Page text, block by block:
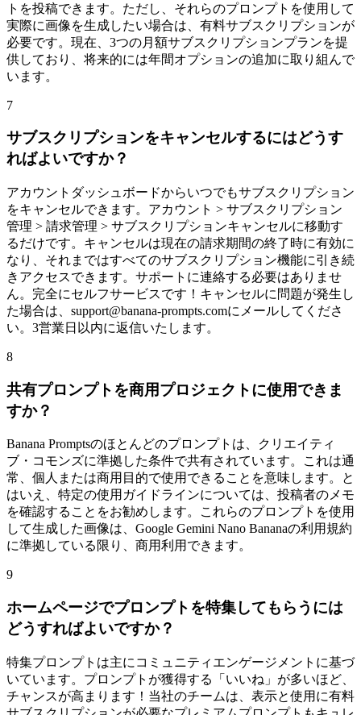
トを投稿できます。ただし、それらのプロンプトを使用して
実際に画像を生成したい場合は、有料サブスクリプションが
必要です。現在、3つの月額サブスクリプションプランを提
供しており、将来的には年間オプションの追加に取り組んで
います。
7
サブスクリプションをキャンセルするにはどうす
ればよいですか？
アカウントダッシュボードからいつでもサブスクリプション
をキャンセルできます。アカウント > サブスクリプション
管理 > 請求管理 > サブスクリプションキャンセルに移動す
るだけです。キャンセルは現在の請求期間の終了時に有効に
なり、それまではすべてのサブスクリプション機能に引き続
きアクセスできます。サポートに連絡する必要はありませ
ん。完全にセルフサービスです！キャンセルに問題が発生し
た場合は、support@banana-prompts.comにメールしてくださ
い。3営業日以内に返信いたします。
8
共有プロンプトを商用プロジェクトに使用できま
すか？
Banana Promptsのほとんどのプロンプトは、クリエイティ
ブ・コモンズに準拠した条件で共有されています。これは通
常、個人または商用目的で使用できることを意味します。と
はいえ、特定の使用ガイドラインについては、投稿者のメモ
を確認することをお勧めします。これらのプロンプトを使用
して生成した画像は、Google Gemini Nano Bananaの利用規約
に準拠している限り、商用利用できます。
9
ホームページでプロンプトを特集してもらうには
どうすればよいですか？
特集プロンプトは主にコミュニティエンゲージメントに基づ
いています。プロンプトが獲得する「いいね」が多いほど、
チャンスが高まります！当社のチームは、表示と使用に有料